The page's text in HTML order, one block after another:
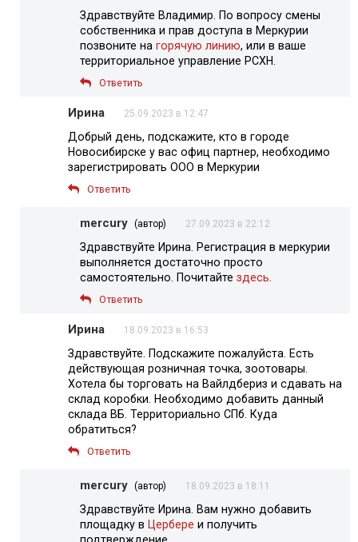
Здравствуйте Владимир. По вопросу смены
собственника и прав доступа в Меркурии
позвоните на горячую линию, или в ваше
территориальное управление РСХН.
Ответить
Ирина 25.09.2023 в 12:47
Добрый день, подскажите, кто в городе
Новосибирске у вас офиц партнер, необходимо
зарегистрировать ООО в Меркурии
Ответить
mercury (автор) 27.09.2023 в 22:12
Здравствуйте Ирина. Регистрация в меркурии
выполняется достаточно просто
самостоятельно. Почитайте здесь.
Ответить
Ирина 18.09.2023 в 16:53
Здравствуйте. Подскажите пожалуйста. Есть
действующая розничная точка, зоотовары.
Хотела бы торговать на Вайлдбериз и сдавать на
склад коробки. Необходимо добавить данный
склада ВБ. Территориально СПб. Куда
обратиться?
Ответить
mercury (автор) 18.09.2023 в 18:11
Здравствуйте Ирина. Вам нужно добавить
площадку в Цербере и получить